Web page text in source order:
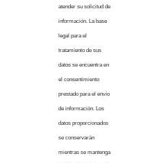
atender su solicitud de
información. La base
legal para el
tratamiento de sus
datos se encuentra en
el consentimiento
prestado para el envío
de información. Los
datos proporcionados
se conservarán
mientras se mantenga